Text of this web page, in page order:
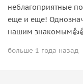
неблагоприятные
еще и еще!
нашим
больше 1 года назад